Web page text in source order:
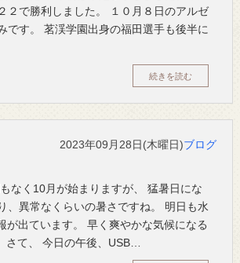
２で勝利しました。 １０月８日のアルゼ
です。 茗渓学園出身の福田選手も後半に
続きを読む
2023年09月28日(木曜日)ブログ
なく10月が始まりますが、 猛暑日にな
、異常なくらいの暑さですね。 明日も水
が出ています。 早く爽やかな気候になる
て、 今日の午後、USB…